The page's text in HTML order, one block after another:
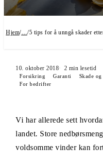
Hjem/…/5 tips for å unngå skader
10. oktober 2018 2 min lesetid
Forsikring Garanti Skade
For bedrifter
Vi har allerede sett
landet. Store
voldsomme vinder kan